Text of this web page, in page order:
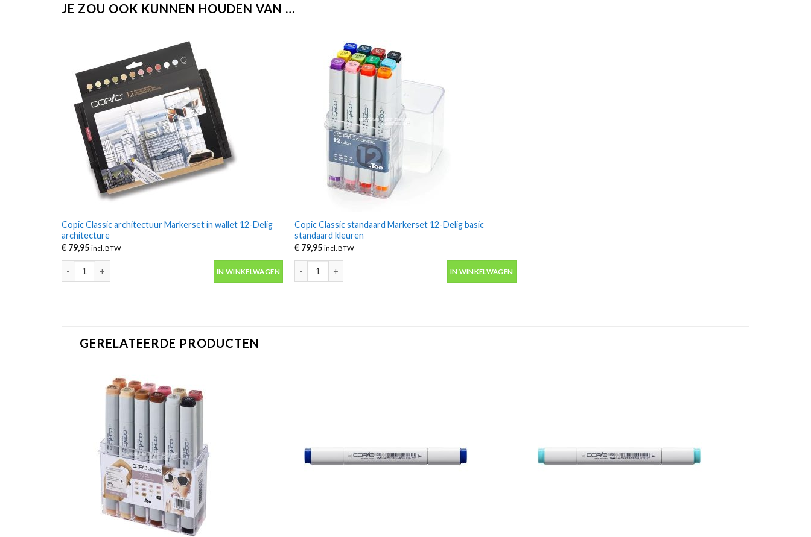
JE ZOU OOK KUNNEN HOUDEN VAN …
Copic Classic architectuur Markerset in wallet 12-Delig
architecture
€79,95 incl. BTW
Copic Classic architectuur Markerset in wallet 12-Delig architecture aantal
IN WINKELWAGEN
Copic Classic standaard Markerset 12-Delig basic
standaard kleuren
€ 79,95 incl. BTW
Copic Classic standaard Markerset 12-Delig basic standaard kleuren aantal
IN WINKELWAGEN
GERELATEERDE PRODUCTEN